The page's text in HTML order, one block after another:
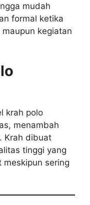
mudah
formal ketika
kegiatan
krah polo
menambah
Krah dibuat
tinggi yang
sering